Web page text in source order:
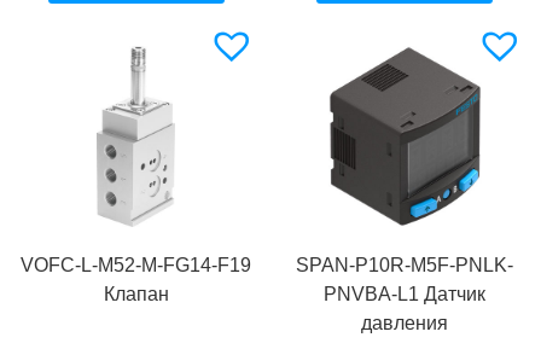
VOFC-L-M52-M-FG14-F19
Клапан
SPAN-P10R-M5F-PNLK-
PNVBA-L1 Датчик
давления